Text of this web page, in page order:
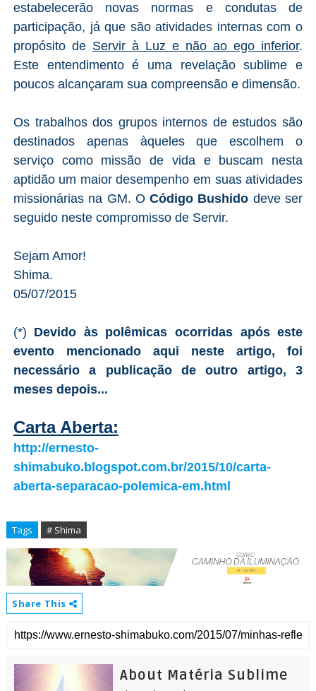
estabelecerão novas normas e condutas de
participação, já que são atividades internas com o
propósito de Servir à Luz e não ao ego inferior.
Este entendimento é uma revelação sublime e
poucos alcançaram sua compreensão e dimensão.
Os trabalhos dos grupos internos de estudos são
destinados apenas àqueles que escolhem o
serviço como missão de vida e buscam nesta
aptidão um maior desempenho em suas atividades
missionárias na GM. OCódigo Bushido deve ser
seguido neste compromisso de Servir.
Sejam Amor!
Shima.
05/07/2015
(*) Devido às polêmicas ocorridas após este
evento mencionado aqui neste artigo, foi
necessário a publicação de outro artigo, 3
meses depois...
Carta Aberta:
http://ernesto-
shimabuko.blogspot.com.br/2015/10/carta-
aberta-separacao-polemica-em.html
Tags # Shima
Share This
About Matéria Sublime